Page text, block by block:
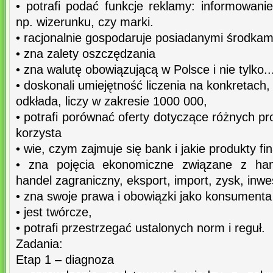
• potrafi podać funkcje reklamy:
np. wizerunku, czy marki.
• racjonalnie gospodaruje posiadanymi
• zna zalety oszczędzania
• zna walutę obowiązującą w Polsce i nie
• doskonali umiejętność liczenia na konkretach,
odkłada, liczy w zakresie 1000 000,
• potrafi porównać oferty dotyczące różnych
korzysta
• wie, czym zajmuje się bank i jakie produkty
• zna pojęcia ekonomiczne związane z
handel zagraniczny, eksport, import, zysk,
• zna swoje prawa i obowiązki jako
• jest twórcze,
• potrafi przestrzegać ustalonych norm i reguł.
Zadania:
Etap 1 – diagnoza